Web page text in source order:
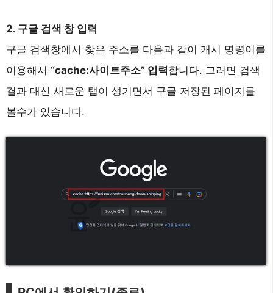
2. 구글 검색 창 입력
구글 검색창에서 찾은 주소를 다음과 같이 캐시 명령어를
이용해서 “cache:사이트주소” 입력합니다. 그러면 검색
결과 대신 새로운 탭이 생기면서 구글 저장된 페이지를
볼수가 있습니다.